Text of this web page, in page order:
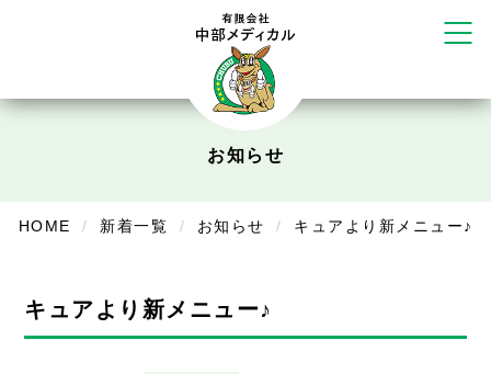
ボディコンフォート Cure
美容
お知らせ
HOME 新着一覧 お知らせ キュアより新メニュー♪
キュアより新メニュー♪